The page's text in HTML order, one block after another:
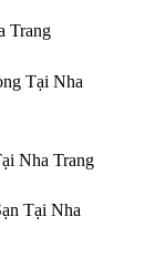
Trang
Tại Nha
Nha Trang
Tại Nha